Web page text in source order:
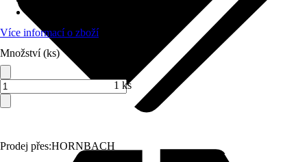
Prodej přes:HORNBACH
Více informací o zboží
Množství (ks)
1 ks